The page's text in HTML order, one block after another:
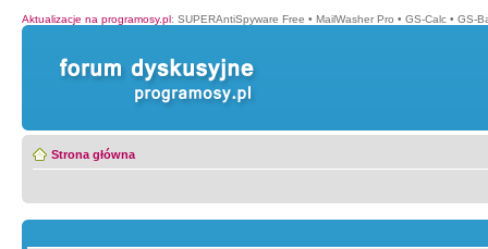
Aktualizacje na programosy.pl: SUPERAntiSpyware Free • MailWasher Pro • GS-Calc • GS-
Strona główna